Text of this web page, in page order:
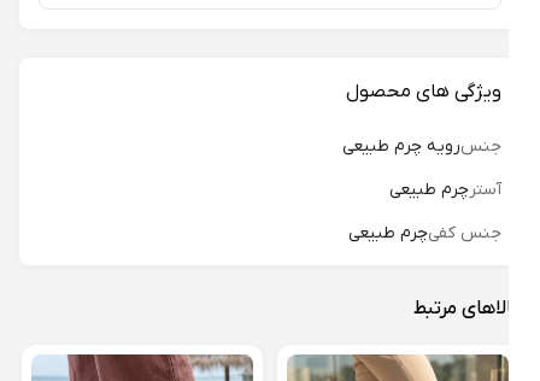
ویژگی های محصول
جنسرویه چرم طبیعی
آسترچرم طبیعی
جنس کفی چرم طبیعی
مرتبط